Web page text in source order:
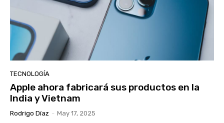
TECNOLOGÍA
Apple ahora fabricará sus productos en la
India y Vietnam
Rodrigo Díaz - May 17, 2025